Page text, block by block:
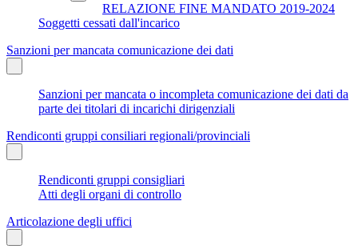
RELAZIONE FINE MANDATO 2019-2024
Soggetti cessati dall'incarico
Sanzioni per mancata comunicazione dei dati
Sanzioni per mancata o incompleta comunicazione dei dati da
parte dei titolari di incarichi dirigenziali
Rendiconti gruppi consiliari regionali/provinciali
Rendiconti gruppi consigliari
Atti degli organi di controllo
Articolazione degli uffici